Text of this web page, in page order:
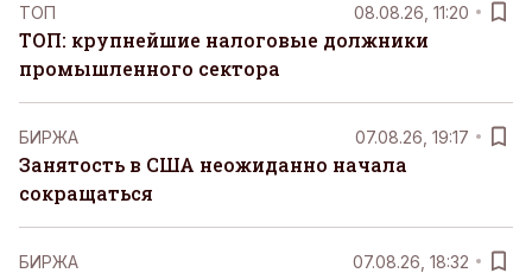
ТОП 08.08.26, 11:20
ТОП: крупнейшие налоговые должники
промышленного сектора
БИРЖА 07.08.26, 19:17
Занятость в США неожиданно начала
сокращаться
БИРЖА 07.08.26, 18:32